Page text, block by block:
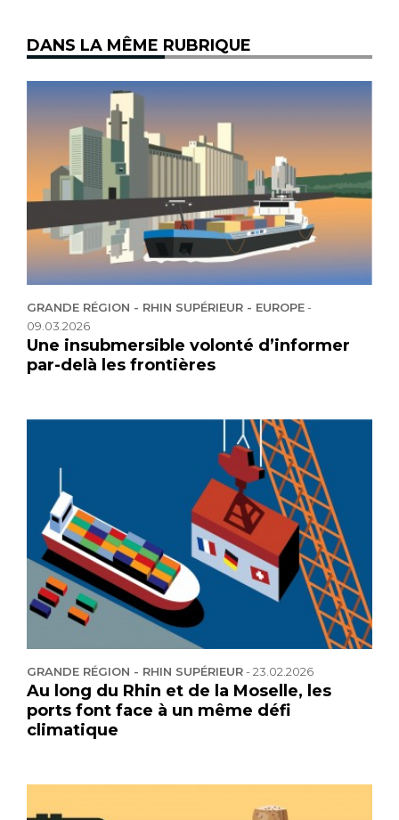
DANS LA MÊME RUBRIQUE
GRANDE RÉGION - RHIN SUPÉRIEUR - EUROPE-
09.03.2026
Une insubmersible volonté d’informer
par-delà les frontières
GRANDE RÉGION - RHIN SUPÉRIEUR-23.02.2026
Au long du Rhin et de la Moselle, les
ports font face à un même défi
climatique